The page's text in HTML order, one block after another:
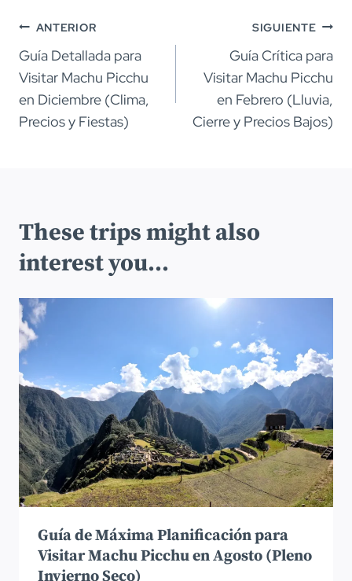
entrada:
Navegación
de
entradas
ANTERIOR
Guía Detallada para
Visitar Machu Picchu
en Diciembre (Clima,
Precios y Fiestas)
SIGUIENTE
Guía Crítica para
Visitar Machu Picchu
en Febrero (Lluvia,
Cierre y Precios Bajos)
These trips might also
interest you...
Guía de Máxima Planificación para
Visitar Machu Picchu en Agosto (Pleno
Invierno Seco)